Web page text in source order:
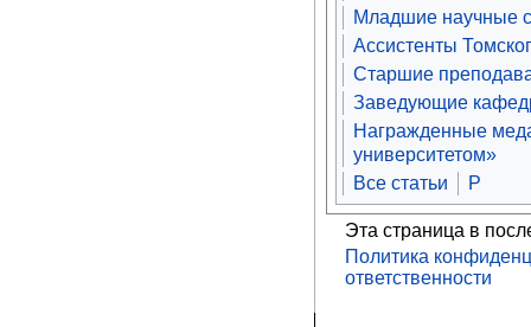
Младшие научные
Ассистенты
Старшие
Заведующие
Награжденные
университетом»
Все статьи
Р
Эта страница в
Политика
ответственности